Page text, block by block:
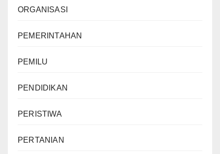
ORGANISASI
PEMERINTAHAN
PEMILU
PENDIDIKAN
PERISTIWA
PERTANIAN